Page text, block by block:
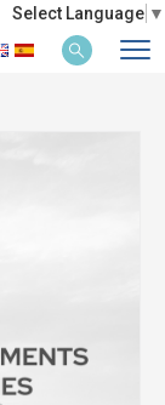
Select Language ▼